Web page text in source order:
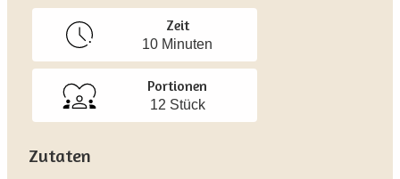
Zeit
10 Minuten
Portionen
12 Stück
Zutaten